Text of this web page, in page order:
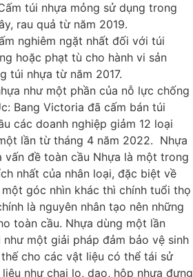
túi nhựa mỏng sử dụng trong
rau quả từ năm 2019.
nghiêm ngặt nhất đối với túi
hoặc phạt tù cho hành vi sản
túi nhựa từ năm 2017.
như một phần của nỗ lực chống
Bang Victoria đã cấm bán túi
các doanh nghiệp giảm 12 loại
lần từ tháng 4 năm 2022. Nhựa
vấn đề toàn cầu Nhựa là một trong
nhất của nhân loại, đặc biệt về
góc nhìn khác thì chính tuổi thọ
là nguyên nhân tạo nên những
toàn cầu. Nhựa dùng một lần
một giải pháp đảm bảo vệ sinh
cho các vật liệu có thể tái sử
như chai lọ, dao, hộp nhựa đựng